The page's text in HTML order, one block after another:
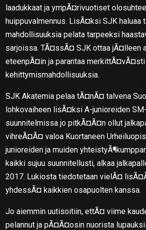
laadukkaat ja ympÃ¤rivuotiset
huippuvalmennus. LisÃ¤ksi SJK haluaa
mahdollisuuksia pelata tarpeeksi
sarjoissa. TÃ¤ssÃ¤ SJK ottaa jÃ¤lleen
eteenpÃ¤in ja parantaa
kehittymismahdollisuuksia.
SJK Akatemia pelaa tÃ¤nÃ¤ talvena
lohkovaiheen lisÃ¤ksi A-junioreiden
suunnitelmissa jo pitkÃ¤Ã¤n ollut
vihreÃ¤Ã¤ valoa Kuortaneen
junioreiden ja muiden
kaikki sujuu suunnitellusti, alkaa
2017. Lukiosta tiedotetaan vielÃ¤
yhdessÃ¤ kaikkien osapuolten kanssa.
Jo aiemmin uutisoitiin, ettÃ¤ viime
pelannut ja pÃ¤Ã¤osin nuorista